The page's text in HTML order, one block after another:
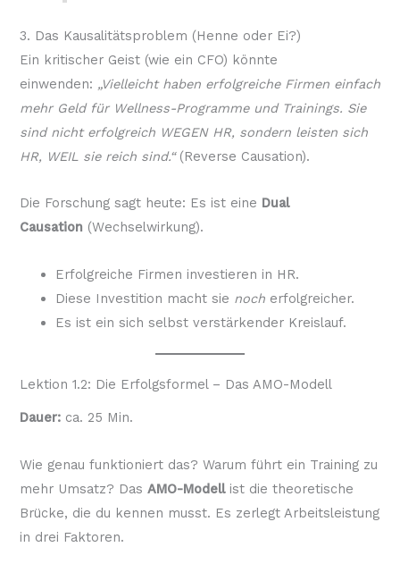
3. Das Kausalitätsproblem (Henne oder Ei?)
Ein kritischer Geist (wie ein CFO) könnte
einwenden: „Vielleicht haben erfolgreiche Firmen einfach
mehr Geld für Wellness-Programme und Trainings. Sie
sind nicht erfolgreich WEGEN HR, sondern leisten sich
HR, WEIL sie reich sind.“(Reverse Causation).
Die Forschung sagt heute: Es ist eine Dual
Causation (Wechselwirkung).
Erfolgreiche Firmen investieren in HR.
Diese Investition macht sie nocherfolgreicher.
Es ist ein sich selbst verstärkender Kreislauf.
Lektion 1.2: Die Erfolgsformel – Das AMO-Modell
Dauer:ca. 25 Min.
Wie genau funktioniert das? Warum führt ein Training zu
mehr Umsatz? Das AMO-Modellist die theoretische
Brücke, die du kennen musst. Es zerlegt Arbeitsleistung
in drei Faktoren.